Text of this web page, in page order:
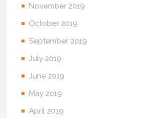
November 2019
October 2019
September 2019
July 2019
June 2019
May 2019
April 2019